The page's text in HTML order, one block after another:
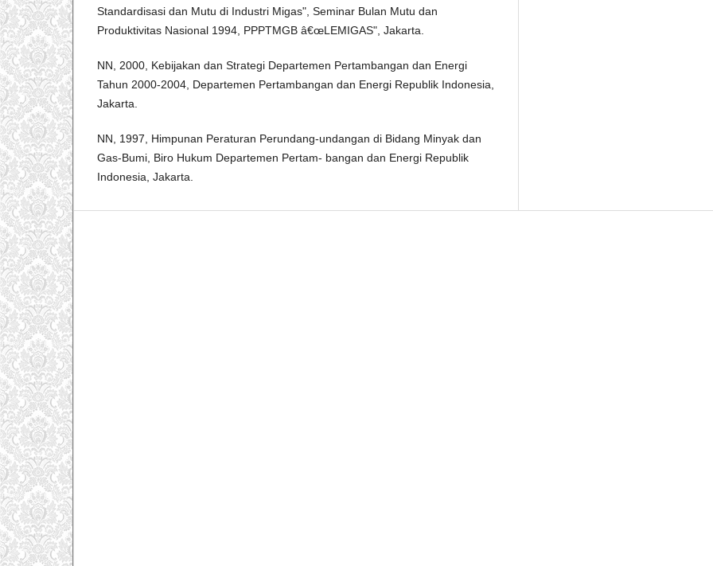
Standardisasi dan Mutu di Industri Migas", Seminar Bulan Mutu dan
Produktivitas Nasional 1994, PPPTMGB â€œLEMIGAS", Jakarta.
NN, 2000, Kebijakan dan Strategi Departemen Pertambangan dan Energi
Tahun 2000-2004, Departemen Pertambangan dan Energi Republik Indonesia,
Jakarta.
NN, 1997, Himpunan Peraturan Perundang-undangan di Bidang Minyak dan
Gas-Bumi, Biro Hukum Departemen Pertam- bangan dan Energi Republik
Indonesia, Jakarta.